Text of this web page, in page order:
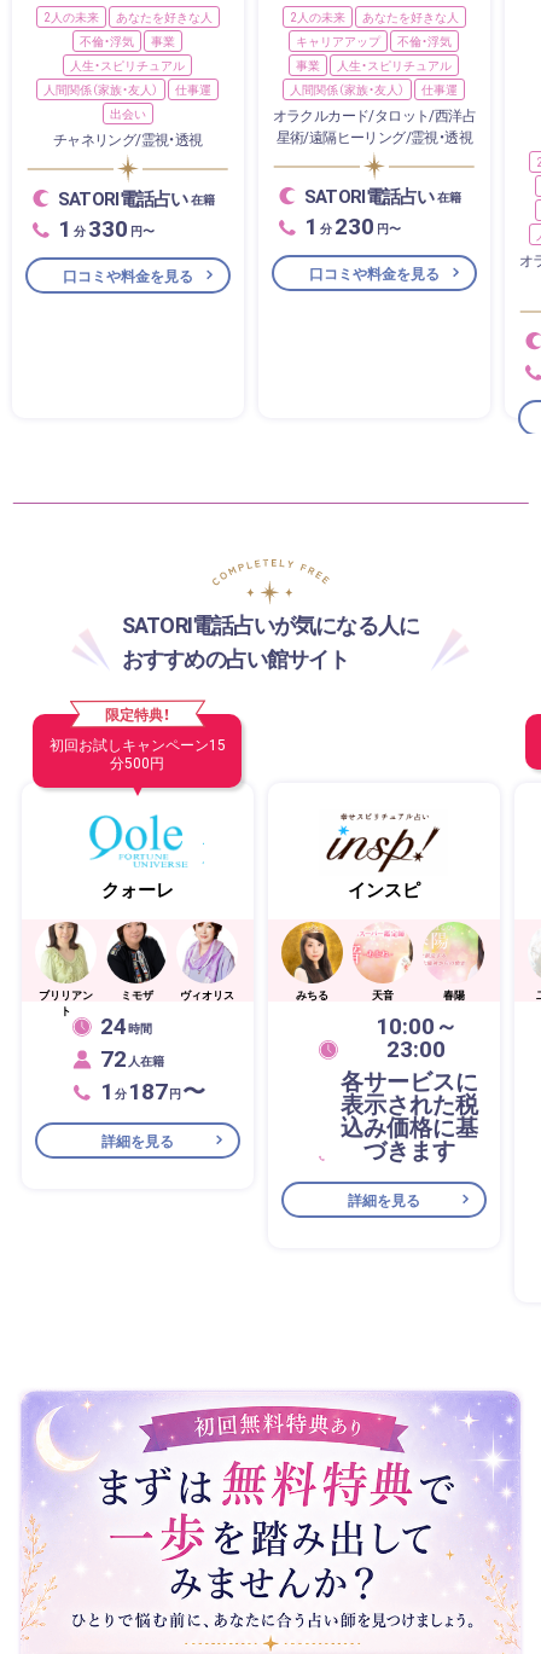
2人の未来
あなたを好きな人
不倫・浮気
事業
人生・スピリチュアル
人間関係（家族・友人）
仕事運
出会い
チャネリング/霊視・透視
SATORI電話占い在籍
1 分 330 円〜
口コミや料金を見る
2人の未来
あなたを好きな人
キャリアアップ
不倫・浮気
事業
人生・スピリチュアル
人間関係（家族・友人）
仕事運
オラクルカード/タロット/西洋占
星術/遠隔ヒーリング/霊視・透視
SATORI電話占い在籍
1 分 230 円〜
口コミや料金を見る
オ
SATORI電話占いが気になる人に
おすすめの占い館サイト
限定特典！
初回お試しキャンペーン15
分500円
クォーレ
ブリリアン
ト
ミモザ ヴィオリス
24時間
72 人在籍
1 分 187円〜
詳細を見る
インスピ
みちる 天音 春陽
10:00～
23:00
各サービスに
表示された税
込み価格に基
づきます
詳細を見る